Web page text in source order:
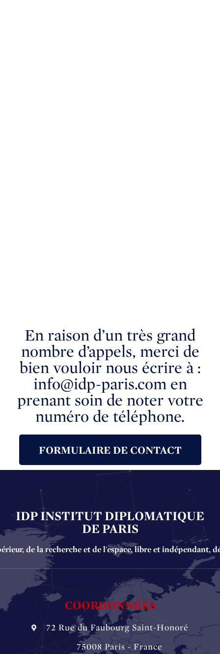
En raison d’un très grand
nombre d’appels, merci de
bien vouloir nous écrire à :
info@idp-paris.com en
prenant soin de noter votre
numéro de téléphone.
FORMULAIRE DE CONTACT
IDP INSTITUT DIPLOMATIQUE
DE PARIS
de la recherche et de l'espace, libre et indépendant,
COORDONNÉES
72 Rue du Faubourg Saint-Honoré
‏‏‎ ‏‏‎ ‏‏‎ ‏‏‎ ‎‎‎‎‏‏‎ 75008 Paris - France